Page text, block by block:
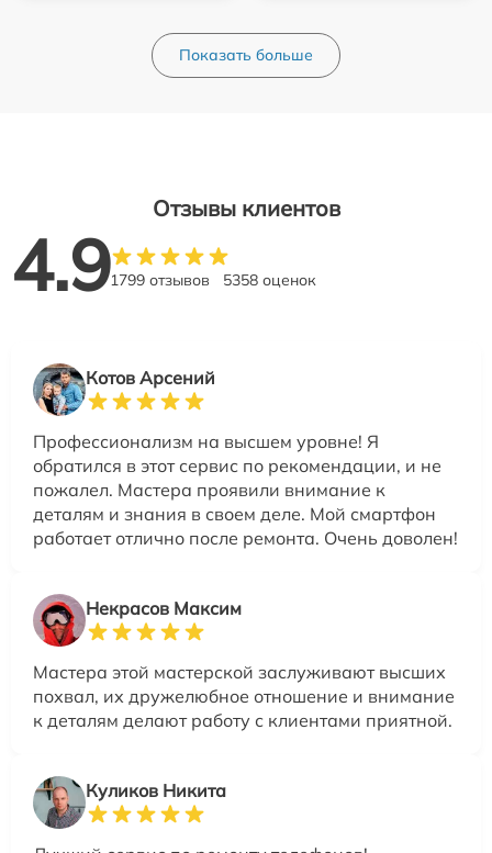
Показать больше
Отзывы клиентов
4.91799 отзывов 5358 оценок
Котов Арсений
Профессионализм на высшем уровне! Я
обратился в этот сервис по рекомендации, и не
пожалел. Мастера проявили внимание к
деталям и знания в своем деле. Мой смартфон
работает отлично после ремонта. Очень доволен!
Некрасов Максим
Мастера этой мастерской заслуживают высших
похвал, их дружелюбное отношение и внимание
к деталям делают работу с клиентами приятной.
Куликов Никита